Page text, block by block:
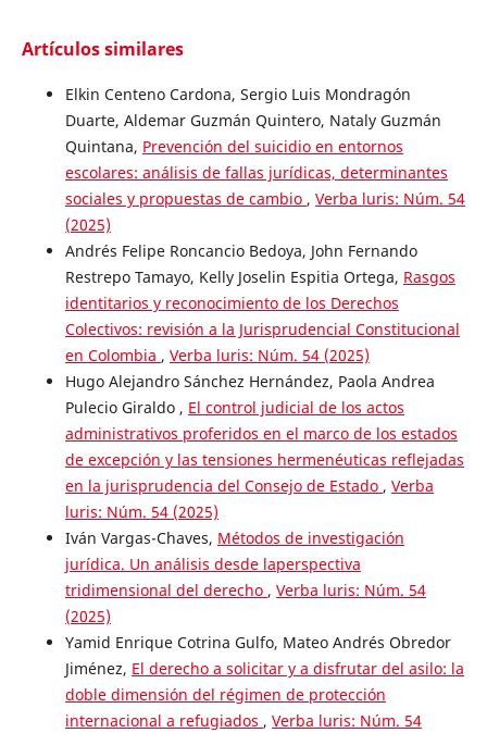
Artículos similares
Elkin Centeno Cardona, Sergio Luis Mondragón
Duarte, Aldemar Guzmán Quintero, Nataly Guzmán
Quintana, Prevención del suicidio en entornos
escolares: análisis de fallas jurídicas, determinantes
sociales y propuestas de cambio , Verba luris: Núm. 54
(2025)
Andrés Felipe Roncancio Bedoya, John Fernando
Restrepo Tamayo, Kelly Joselin Espitia Ortega, Rasgos
identitarios y reconocimiento de los Derechos
Colectivos: revisión a la Jurisprudencial Constitucional
en Colombia , Verba luris: Núm. 54 (2025)
Hugo Alejandro Sánchez Hernández, Paola Andrea
Pulecio Giraldo , El control judicial de los actos
administrativos proferidos en el marco de los estados
de excepción y las tensiones hermenéuticas reflejadas
en la jurisprudencia del Consejo de Estado , Verba
luris: Núm. 54 (2025)
Iván Vargas-Chaves, Métodos de investigación
jurídica. Un análisis desde laperspectiva
tridimensional del derecho , Verba luris: Núm. 54
(2025)
Yamid Enrique Cotrina Gulfo, Mateo Andrés Obredor
Jiménez, El derecho a solicitar y a disfrutar del asilo: la
doble dimensión del régimen de protección
internacional a refugiados , Verba luris: Núm. 54